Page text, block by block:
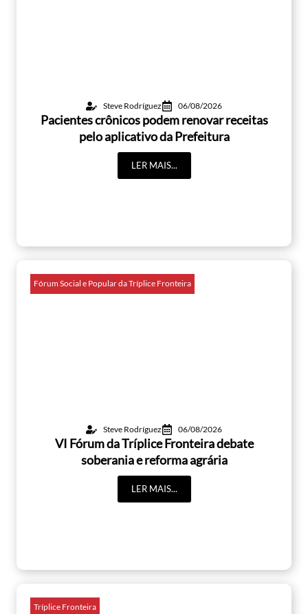
Steve Rodríguez 06/08/2026
Pacientes crônicos podem renovar receitas
pelo aplicativo da Prefeitura
LER MAIS...
Fórum Social e Popular da Tríplice Fronteira
Steve Rodríguez 06/08/2026
VI Fórum da Tríplice Fronteira debate
soberania e reforma agrária
LER MAIS...
Tríplice Fronteira